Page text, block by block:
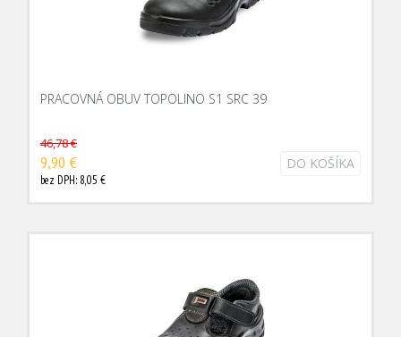
PRACOVNÁ OBUV TOPOLINO S1 SRC 39
46,78 €
9,90 €
bez DPH: 8,05 €
DO KOŠÍKA